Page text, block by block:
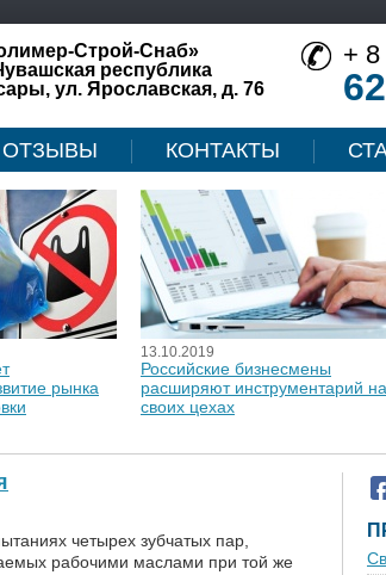
Строй-Снаб»
республика
ул. Ярославская, д. 76
+ 8
ОТЗЫВЫ КОНТАКТЫ
рынка
13.10.2019
Российские бизнесмены
расширяют инструментарий на
своих цехах
четырех зубчатых пар,
рабочими маслами при той же